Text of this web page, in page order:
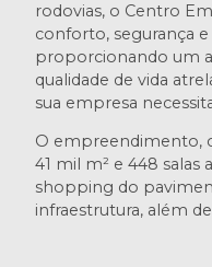
rodovias, o Centro
conforto, segurança e
proporcionando um
qualidade de vida
sua empresa
O empreendimento,
41 mil m² e 448 salas
shopping do
infraestrutura, além